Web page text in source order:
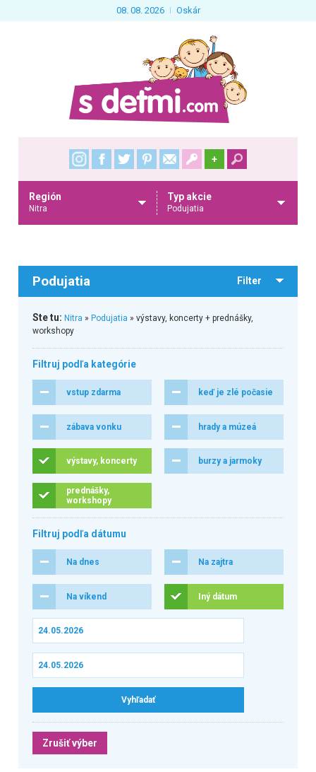
08. 08. 2026 Oskár
+
Región
Nitra
Typ akcie
Podujatia
Podujatia Filter
Ste tu: Nitra » Podujatia » výstavy, koncerty + prednášky,
workshopy
Filtruj podľa kategórie
vstup zdarma keď je zlé počasie
zábava vonku hrady a múzeá
výstavy, koncerty burzy a jarmoky
prednášky,
workshopy
Filtruj podľa dátumu
Na dnes Na zajtra
Na víkend Iný dátum
Zrušiť výber